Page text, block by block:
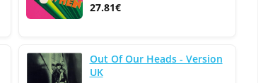
27.81€
Out Of Our Heads - Version
UK